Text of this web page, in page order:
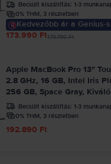
Becsült kiszállítás: 1-3
0% THM, 3 részletben
Kedvezőbb ár a Genius-
173.990 Ft179.790 Ft
Apple MacBook Pro 13″
2.8 GHz, 16 GB, Intel Iris
256 GB, Space Gray, Kiváló
Becsült kiszállítás: 1-3
0% THM, 3 részletben
192.890 Ft